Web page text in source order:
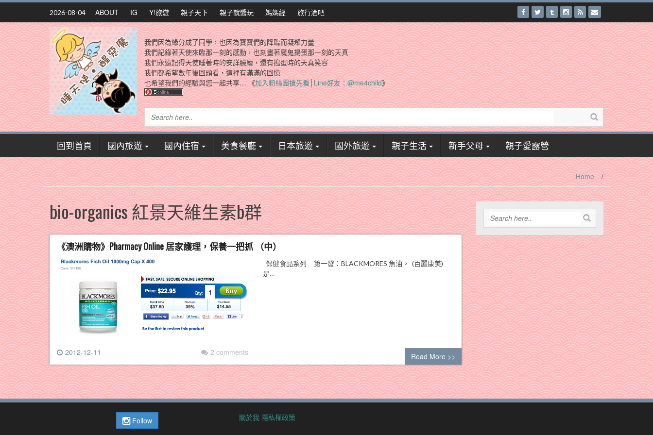
Skip
content
2026-08-04 ABOUT IG Y!旅遊 親子天下 親子就醬玩 媽媽經 旅行酒吧
我們因為緣分成了同學，也因為寶寶們的降臨而凝聚力量
我們記錄著天使來臨那一刻的感動，也刻畫著魔鬼搗蛋那一刻的天真
我們永遠記得天使睡著時的安詳臉龐，還有搗蛋時的天真笑容
我們都希望數年後回頭看，這裡有滿滿的回憶
也希望我們的經驗與您一起共享… 《加入粉絲團搶先看│Line好友：@me4child》
回到首頁 國內旅遊 國內住宿 美食餐廳 日本旅遊 國外旅遊 親子生活 新手父母 親子愛露營
Home /
bio-organics 紅景天維生素b群
《澳洲購物》Pharmacy Online 居家護理，保養一把抓 （中）
2012-12-11 2 comments
保健食品系列 第一發：BLACKMORES 魚油。 (百麗康美)
是…
Read More >>
Follow 關於我 隱私權政策